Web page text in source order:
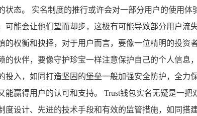
态。 实名制度的推行或许会对一部分用户的使用
能会让他们望而却步，这极有可能导致部分用户流
权衡和抉择，对于用户而言，要像一位精明的投资
伙伴，要像守护珍宝一样注意保护自己的个人信
入，如同打造坚固的堡垒一般加强安全防护，全
赢得用户的认可和支持。 Trust钱包实名无疑是一
设计、先进的技术手段和有效的监管措施，如同